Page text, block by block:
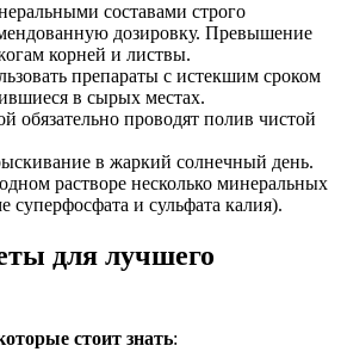
составами строго
дозировку. Превышение
корней и листвы.
препараты с истекшим сроком
в сырых местах.
обязательно проводят полив чистой
в жаркий солнечный день.
растворе несколько минеральных
суперфосфата и сульфата калия).
для лучшего
стоит знать: